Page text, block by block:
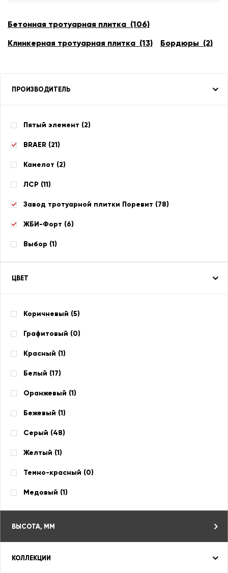
Бетонная тротуарная плитка (106)
Клинкерная тротуарная плитка (13)
Бордюры (2)
ПРОИЗВОДИТЕЛЬ
Пятый элемент (2)
BRAER (21)
Камелот (2)
ЛСР (11)
Завод тротуарной плитки Поревит (78)
ЖБИ-Форт (6)
Выбор (1)
ЦВЕТ
Коричневый (5)
Графитовый (0)
Красный (1)
Белый (17)
Оранжевый (1)
Бежевый (1)
Серый (48)
Желтый (1)
Темно-красный (0)
Медовый (1)
ВЫСОТА, ММ
КОЛЛЕКЦИИ